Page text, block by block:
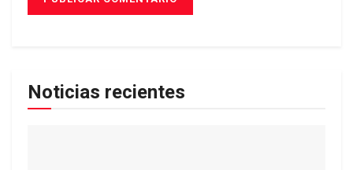
Noticias recientes